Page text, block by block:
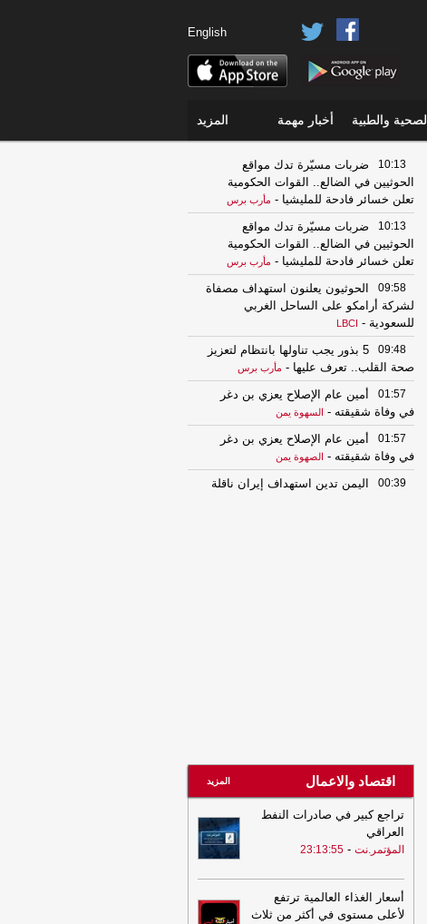
English
الصحية والطبية أخبار مهمة المزيد
10:13
ضربات مسيّرة تدك مواقع
الحوثيين في الضالع.. القوات الحكومية
تعلن خسائر فادحة للمليشيا - مأرب برس
10:13
ضربات مسيّرة تدك مواقع
الحوثيين في الضالع.. القوات الحكومية
تعلن خسائر فادحة للمليشيا - مأرب برس
09:58
الحوثيون يعلنون استهداف مصفاة
لشركة أرامكو على الساحل الغربي
للسعودية -
LBCI
09:48
5 بذور يجب تناولها بانتظام لتعزيز
صحة القلب.. تعرف عليها - مأرب برس
01:57
أمين عام الإصلاح يعزي بن دغر
في وفاة شقيقته - السهوة يمن
01:57
أمين عام الإصلاح يعزي بن دغر
في وفاة شقيقته - الصهوة يمن
00:39
اليمن تدين استهداف إيران ناقلة
المدرب الجزائري لتدريب المنتخب الأول
والإستعداد لبطولة خليجي 27
23:31
اجتماع أمني وعسكري بمأرب
يؤكد على رفع الجاهزية والتعامل بحزم ضد
أي تهديدات - السهوة يمن
23:31
اجتماع أمني وعسكري بمأرب
يؤكد على رفع الجاهزية والتعامل بحزم ضد
أي تهديدات-الصهوة يمن
اقتصاد والاعمال المزيد
تراجع كبير في صادرات النفط
العراقي
المؤتمر.نت -
23:13:55
أسعار الغذاء العالمية ترتفع
لأعلى مستوى في أكثر من ثلاث